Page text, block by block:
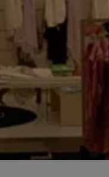
Architect at Work –
Venez découvrir nos
République tchèque.
juin.
Architect at Work –
Bruxelles 2026